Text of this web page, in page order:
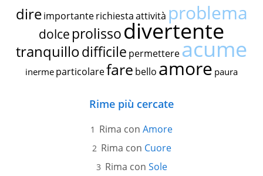
dire importante richiestaattività problema
dolce prolissodivertente
tranquillodifficile permettereacume
inerme particolarefare bello amore paura
Rime più cercate
Rima con Amore
Rima con Cuore
Rima con Sole